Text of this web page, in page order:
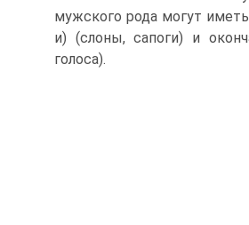
мужского рода могут
и) (слоны, сапоги) и
голоса).